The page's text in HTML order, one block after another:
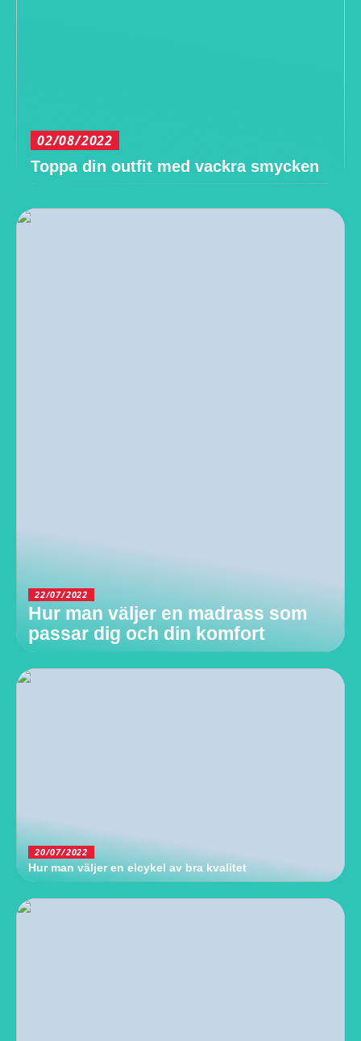
02/08/2022
Toppa din outfit med vackra smycken
22/07/2022
Hur man väljer en madrass som
passar dig och din komfort
20/07/2022
Hur man väljer en elcykel av bra kvalitet